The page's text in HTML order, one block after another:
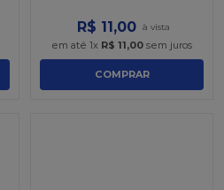
R$ 11,00
em até 1x R$ 11,00 sem juros
COMPRAR